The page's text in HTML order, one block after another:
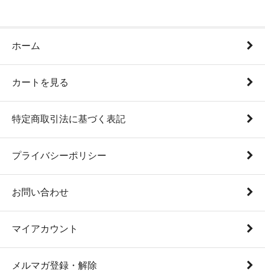
ホーム
カートを見る
特定商取引法に基づく表記
プライバシーポリシー
お問い合わせ
マイアカウント
メルマガ登録・解除